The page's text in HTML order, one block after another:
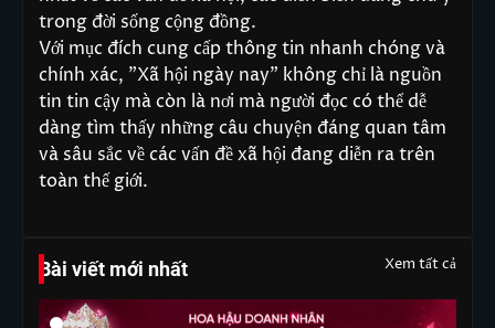
trong đời sống cộng đồng.
Với mục đích cung cấp thông tin nhanh chóng và
chính xác, "Xã hội ngày nay" không chỉ là nguồn
tin tin cậy mà còn là nơi mà người đọc có thể dễ
dàng tìm thấy những câu chuyện đáng quan tâm
và sâu sắc về các vấn đề xã hội đang diễn ra trên
toàn thế giới.
Bài viết mới nhất Xem tất cả